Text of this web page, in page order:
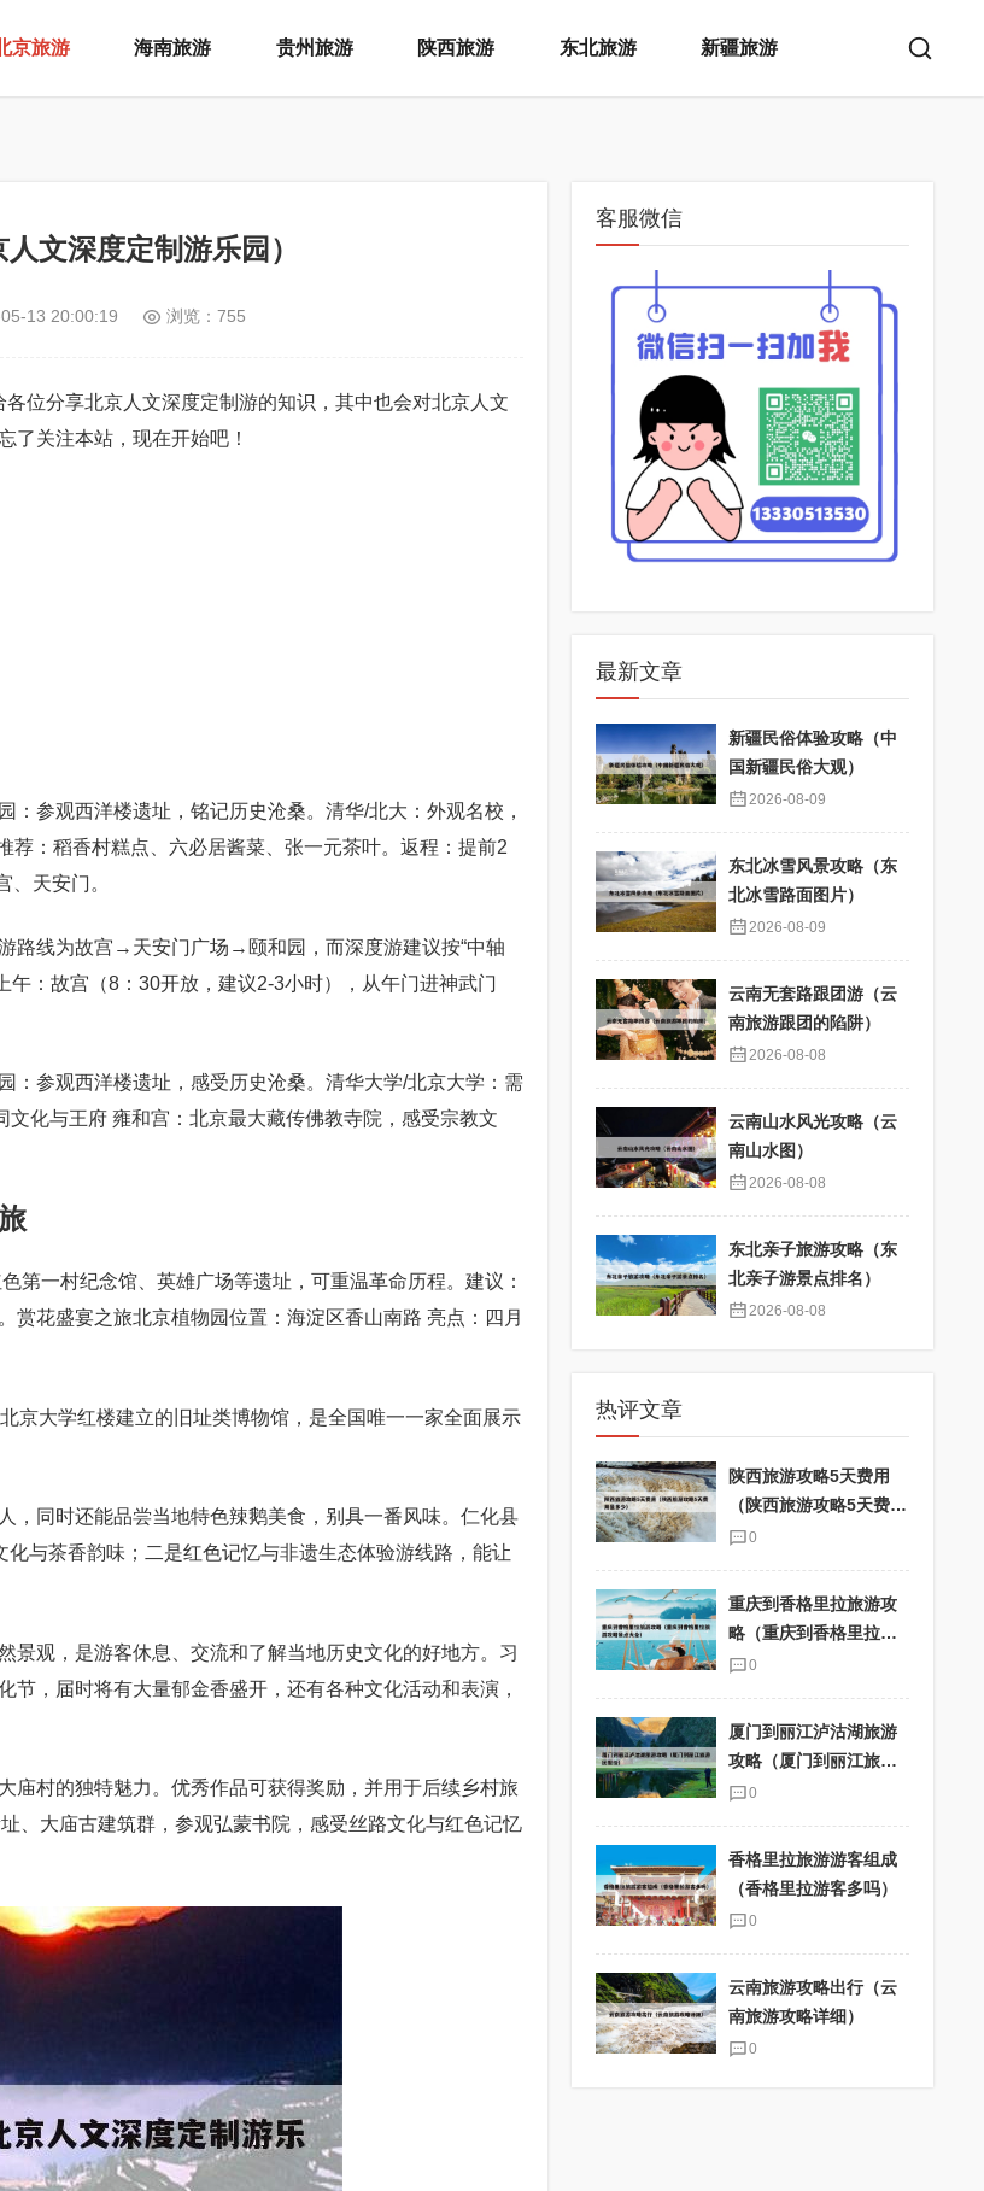
京旅游 海南旅游 贵州旅游 陕西旅游 东北旅游 新疆旅游
文深度定制游乐园）
13 20:00:19 浏览：755
位分享北京人文深度定制游的知识，其中也会对北京人文
了关注本站，现在开始吧！
参观西洋楼遗址，铭记历史沧桑。清华/北大：外观名校，
：稻香村糕点、六必居酱菜、张一元茶叶。返程：提前2
天安门。
路线为故宫→天安门广场→颐和园，而深度游建议按“中轴
：故宫（8：30开放，建议2-3小时），从午门进神武门
：参观西洋楼遗址，感受历史沧桑。清华大学/北京大学：需
化与王府 雍和宫：北京最大藏传佛教寺院，感受宗教文
第一村纪念馆、英雄广场等遗址，可重温革命历程。建议：
花盛宴之旅北京植物园位置：海淀区香山南路 亮点：四月
京大学红楼建立的旧址类博物馆，是全国唯一一家全面展示
，同时还能品尝当地特色辣鹅美食，别具一番风味。仁化县
与茶香韵味；二是红色记忆与非遗生态体验游线路，能让
景观，是游客休息、交流和了解当地历史文化的好地方。习
，届时将有大量郁金香盛开，还有各种文化活动和表演，
庙村的独特魅力。优秀作品可获得奖励，并用于后续乡村旅
、大庙古建筑群，参观弘蒙书院，感受丝路文化与红色记忆
客服微信
最新文章
新疆民俗体验攻略（中
国新疆民俗大观）
2026-08-09
东北冰雪风景攻略（东
北冰雪路面图片）
2026-08-09
云南无套路跟团游（云
南旅游跟团的陷阱）
2026-08-08
云南山水风光攻略（云
南山水图）
2026-08-08
东北亲子旅游攻略（东
北亲子游景点排名）
2026-08-08
热评文章
陕西旅游攻略5天费用
（陕西旅游攻略5天费用
是多少）
0
重庆到香格里拉旅游攻
略（重庆到香格里拉旅
游攻略景点大全）
0
厦门到丽江泸沽湖旅游
攻略（厦门到丽江旅游
团报价）
0
香格里拉旅游游客组成
（香格里拉游客多吗）
0
云南旅游攻略出行（云
南旅游攻略详细）
0